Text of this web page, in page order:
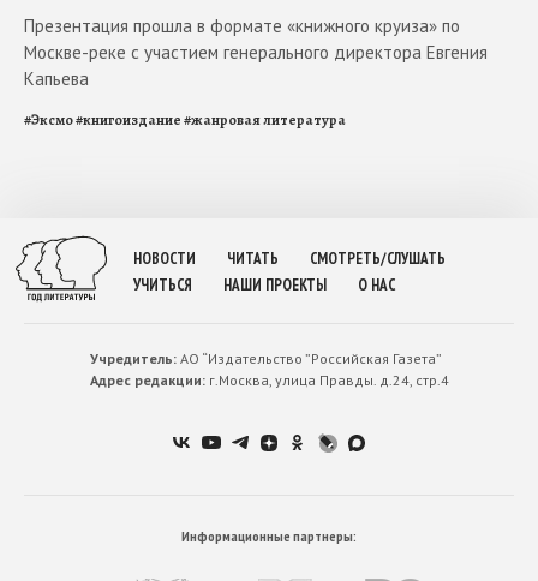
Презентация прошла в формате «книжного круиза» по
Москве-реке с участием генерального директора Евгения
Капьева
#Эксмо#книгоиздание#жанровая литература
НОВОСТИ ЧИТАТЬ
СМОТРЕТЬ/СЛУШАТЬ
УЧИТЬСЯ
НАШИ ПРОЕКТЫ О НАС
Учредитель:АО “Издательство ”Российская Газета”
Адрес редакции:г.Москва, улица Правды. д.24, стр.4
Информационные партнеры: